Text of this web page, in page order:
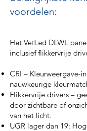
voordelen:
Het VetLed DLWL
inclusief flikkervrije
CRI – Kleurweergave-
nauwkeurige
Flikkervrije drivers –
door zichtbare of
van het licht.
UGR lager dan 19: